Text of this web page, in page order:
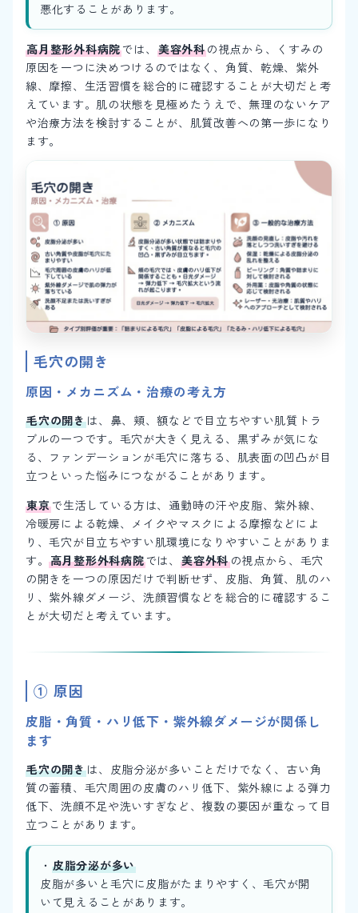
悪化することがあります。
高月整形外科病院では、 美容外科の視点から、くすみの
原因を一つに決めつけるのではなく、角質、乾燥、紫外
線、摩擦、生活習慣を総合的に確認することが大切だと考
えています。肌の状態を見極めたうえで、無理のないケア
や治療方法を検討することが、肌質改善への第一歩になり
ます。
毛穴の開き
原因・メカニズム・治療の考え方
毛穴の開きは、鼻、頬、額などで目立ちやすい肌質トラ
ブルの一つです。毛穴が大きく見える、黒ずみが気にな
る、ファンデーションが毛穴に落ちる、肌表面の凹凸が目
立つといった悩みにつながることがあります。
東京で生活している方は、通勤時の汗や皮脂、紫外線、
冷暖房による乾燥、メイクやマスクによる摩擦などによ
り、毛穴が目立ちやすい肌環境になりやすいことがありま
す。高月整形外科病院では、 美容外科の視点から、毛穴
の開きを一つの原因だけで判断せず、皮脂、角質、肌のハ
リ、紫外線ダメージ、洗顔習慣などを総合的に確認するこ
とが大切だと考えています。
① 原因
皮脂・角質・ハリ低下・紫外線ダメージが関係し
ます
毛穴の開きは、皮脂分泌が多いことだけでなく、古い角
質の蓄積、毛穴周囲の皮膚のハリ低下、紫外線による弾力
低下、洗顔不足や洗いすぎなど、複数の要因が重なって目
立つことがあります。
・ 皮脂分泌が多い
皮脂が多いと毛穴に皮脂がたまりやすく、毛穴が開
いて見えることがあります。